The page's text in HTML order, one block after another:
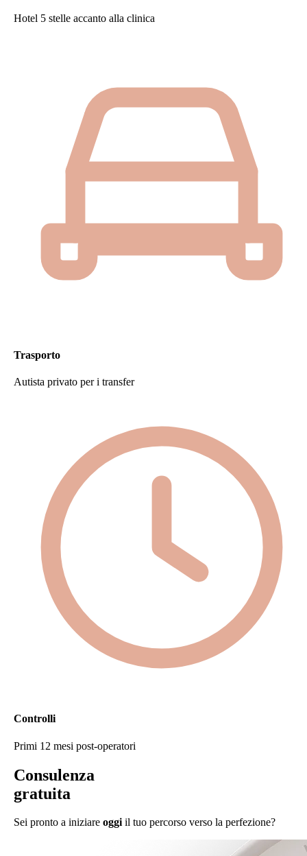
Hotel 5 stelle accanto alla clinica
Trasporto
Autista privato per i transfer
Controlli
Primi 12 mesi post-operatori
Consulenza
gratuita
Sei pronto a iniziare oggi il tuo percorso verso la perfezione?